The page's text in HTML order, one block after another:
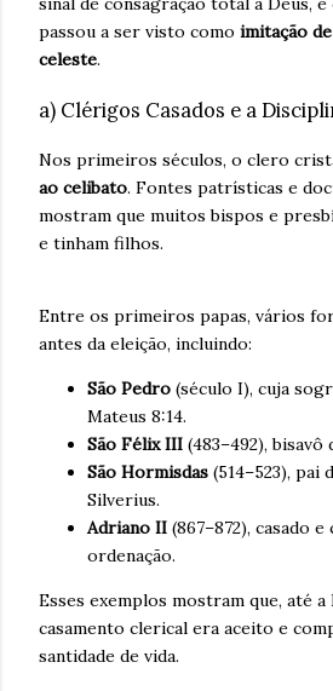
passou a ser visto como imitação
celeste.
a) Clérigos Casados e a
Nos primeiros séculos, o clero
ao celibato. Fontes patrísticas e
mostram que muitos bispos e
e tinham filhos.
Entre os primeiros papas, vários
antes da eleição, incluindo:
São Pedro (século I), cuja
Mateus 8:14.
São Félix III (483–492),
São Hormisdas (514–523), pai
Silverius.
Adriano II (867–872), casado
ordenação.
Esses exemplos mostram que, até a
casamento clerical era aceito e
santidade de vida.